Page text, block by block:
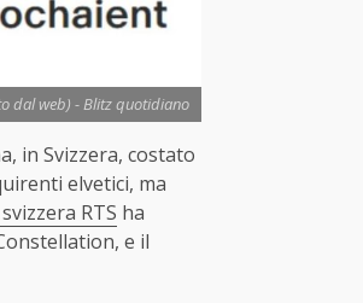
dal web) - Blitz quotidiano
in Svizzera, costato
elvetici, ma
RTS ha
e il